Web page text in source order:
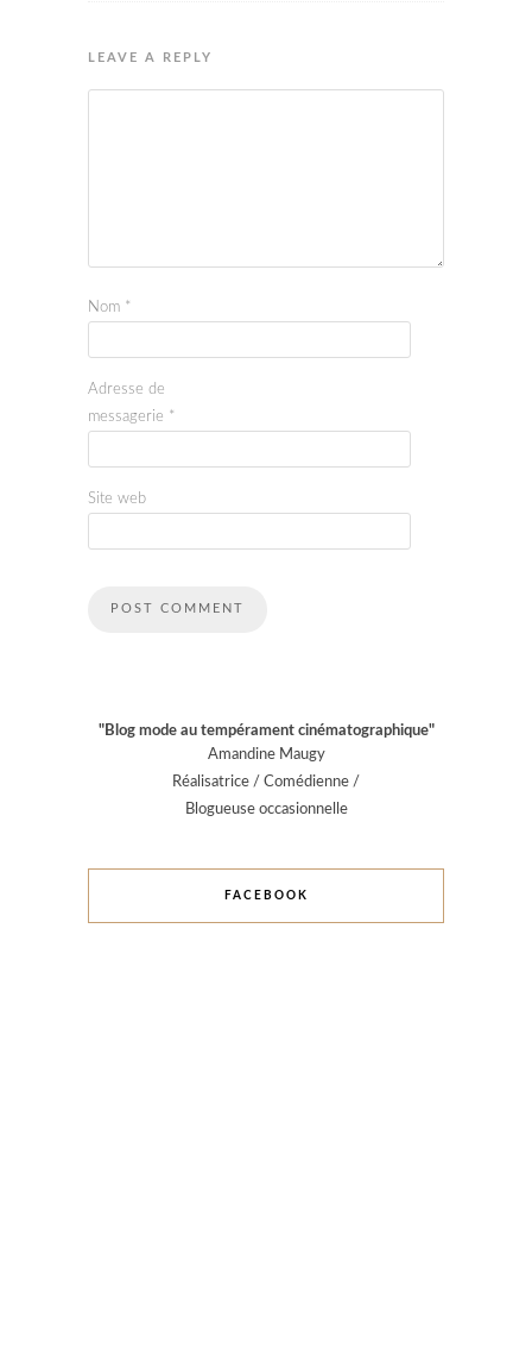
LEAVE A REPLY
Nom *
Adresse de
messagerie *
Site web
"Blog mode au tempérament cinématographique"
Amandine Maugy
Réalisatrice / Comédienne /
Blogueuse occasionnelle
FACEBOOK